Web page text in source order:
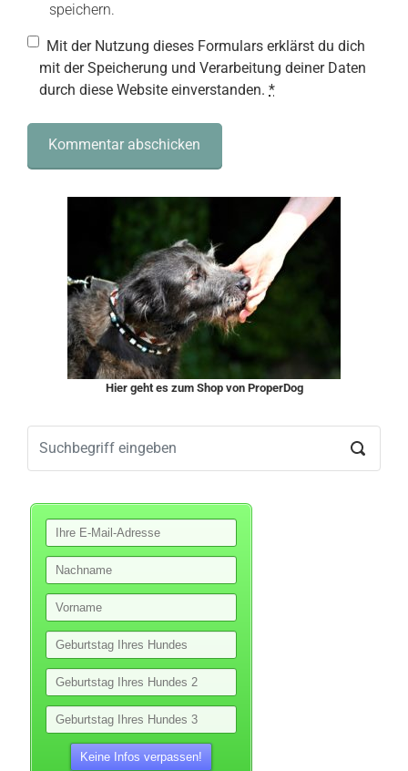
speichern.
Mit der Nutzung dieses Formulars erklärst du dich
mit der Speicherung und Verarbeitung deiner Daten
durch diese Website einverstanden. *
Hier geht es zum Shop von ProperDog